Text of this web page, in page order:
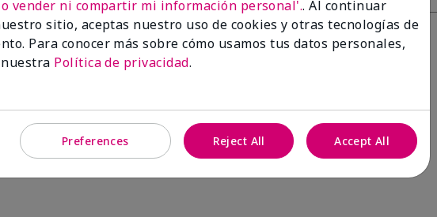
vender ni compartir mi información personal'.. Al continuar
sitio, aceptas nuestro uso de cookies y otras tecnologías de
Para conocer más sobre cómo usamos tus datos personales,
Política de privacidad.
Preferences Reject All Accept All